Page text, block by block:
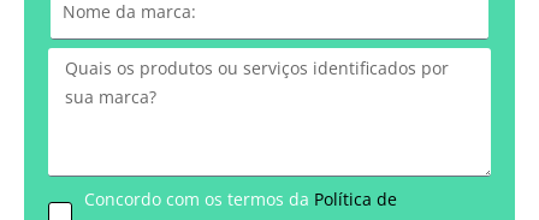
Concordo com os termos da Política de